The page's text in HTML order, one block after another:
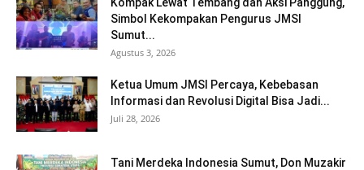
Simbol Kekompakan Pengurus JMSI
Sumut...
Agustus 3, 2026
Ketua Umum JMSI Percaya, Kebebasan
Informasi dan Revolusi Digital Bisa Jadi...
Juli 28, 2026
Tani Merdeka Indonesia Sumut, Don Muzakir